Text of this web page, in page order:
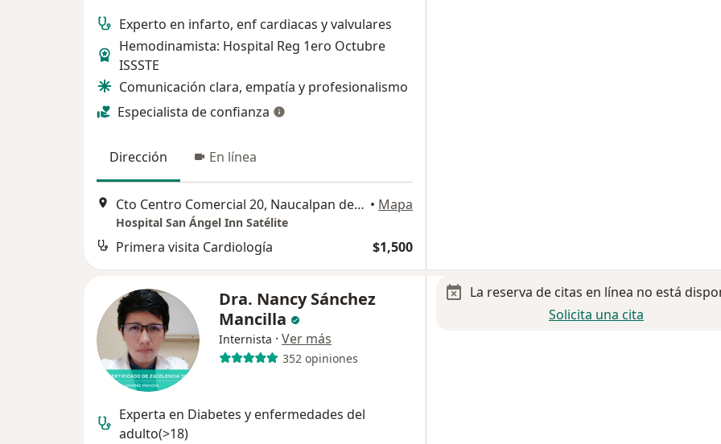
Experto en infarto, enf cardiacas y valvulares
Hemodinamista: Hospital Reg 1ero Octubre
ISSSTE
Comunicación clara, empatía y profesionalismo
Especialista de confianza
Dirección En línea
Cto Centro Comercial 20, Naucalpan de Juárez • Mapa
Hospital San Ángel Inn Satélite
Primera visita Cardiología $1,500
Dra. Nancy Sánchez
Mancilla
Internista · Ver más
352 opiniones
Experta en Diabetes y enfermedades del
adulto(>18)
La reserva de citas en línea no está
Solicita una cita